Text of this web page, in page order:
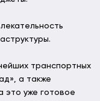
транспортных
а также
это уже готовое